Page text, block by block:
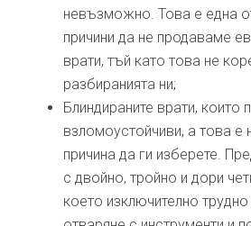
невъзможно. Това е една
причини да не продаваме
врати, тъй като това не
разбиранията ни;
Блиндираните врати, които
взломоустойчиви, а това е
причина да ги изберете.
с двойно, тройно и дори
което изключително